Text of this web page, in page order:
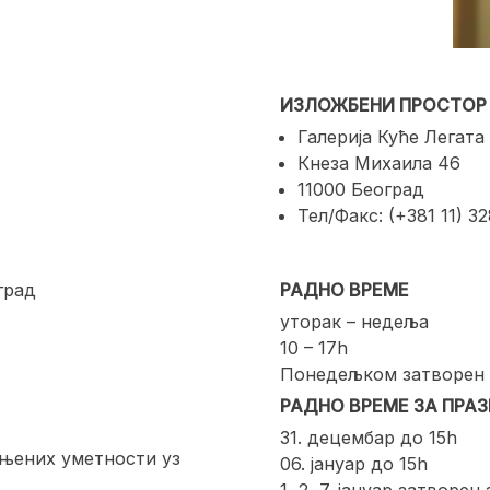
ИЗЛОЖБЕНИ ПРОСТОР
Галерија Куће Легата
Кнеза Михаила 46
11000 Београд
Тел/Факс: (+381 11)
уметности уз
РАДНО ВРЕМЕ
уторак – недеља
10 – 17h
Понедељком затворен
РАДНО ВРЕМЕ ЗА
31. децембар до 15h
06. јануар до 15h